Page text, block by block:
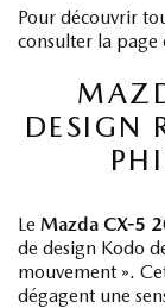
Pour découvrir
consulter la page
DESIGN
Le Mazda CX-5
de design Kodo
mouvement ».
dégagent une